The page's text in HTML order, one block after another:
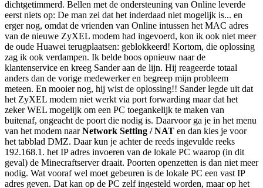
dichtgetimmerd. Bellen met de ondersteuning van Online leverde
eerst niets op: De man zei dat het inderdaad niet mogelijk is... en
erger nog, omdat de vrienden van Online intussen het MAC adres
van de nieuwe ZyXEL modem had ingevoerd, kon ik ook niet meer
de oude Huawei terugplaatsen: geblokkeerd! Kortom, die oplossing
zag ik ook verdampen. Ik belde boos opnieuw naar de
klantenservice en kreeg Sander aan de lijn. Hij reageerde totaal
anders dan de vorige medewerker en begreep mijn probleem
meteen. En mooier nog, hij wist de oplossing!! Sander legde uit dat
het ZyXEL modem niet werkt via port forwarding maar dat het
zeker WEL mogelijk om een PC toegankelijk te maken van
buitenaf, ongeacht de poort die nodig is. Daarvoor ga je in het menu
van het modem naarNetwork Setting / NAT en dan kies je voor
het tabblad DMZ. Daar kun je achter de reeds ingevulde reeks
192.168.1. het IP adres invoeren van de lokale PC waarop (in dit
geval) de Minecraftserver draait. Poorten openzetten is dan niet meer
nodig. Wat vooraf wel moet gebeuren is de lokale PC een vast IP
adres geven. Dat kan op de PC zelf ingesteld worden, maar op het